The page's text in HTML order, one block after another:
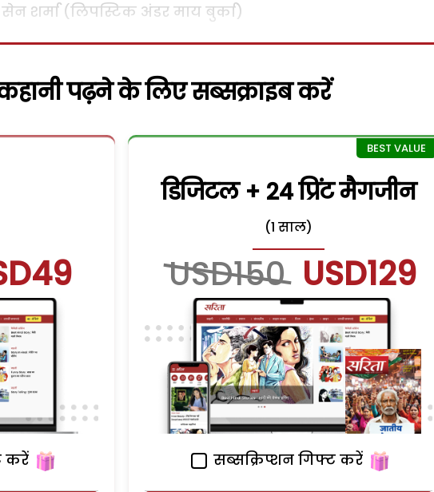
शर्मा (लिपस्टिक अंडर माय बुर्का)
पढ़ने के लिए सब्सक्राइब करें
करें
डिजिटल + 24 प्रिंट मैगजीन
(1 साल)
USD150 USD129
सब्सक्रिप्शन गिफ्ट करें